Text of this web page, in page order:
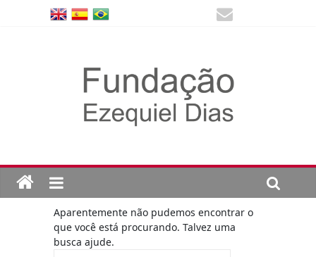
Aparentemente não pudemos encontrar o
que você está procurando. Talvez uma
busca ajude.